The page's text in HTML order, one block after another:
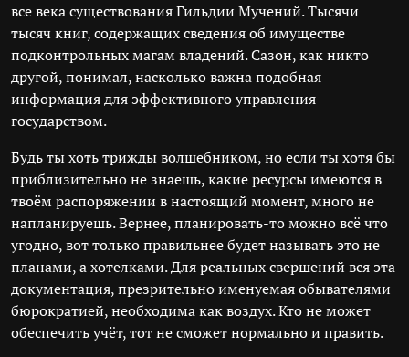
все века существования Гильдии Мучений. Тысячи
тысяч книг, содержащих сведения об имуществе
подконтрольных магам владений. Сазон, как никто
другой, понимал, насколько важна подобная
информация для эффективного управления
государством.
Будь ты хоть трижды волшебником, но если ты хотя бы
приблизительно не знаешь, какие ресурсы имеются в
твоём распоряжении в настоящий момент, много не
напланируешь. Вернее, планировать-то можно всё что
угодно, вот только правильнее будет называть это не
планами, а хотелками. Для реальных свершений вся эта
документация, презрительно именуемая обывателями
бюрократией, необходима как воздух. Кто не может
обеспечить учёт, тот не сможет нормально и править.